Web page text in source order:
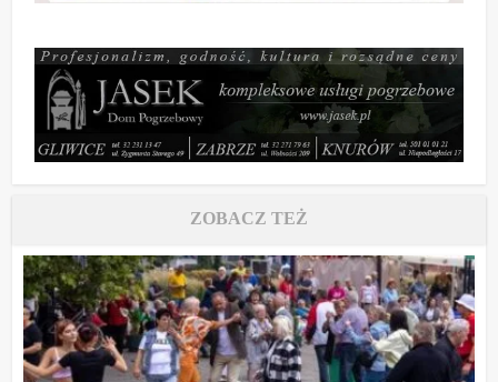
ZOBACZ TEŻ